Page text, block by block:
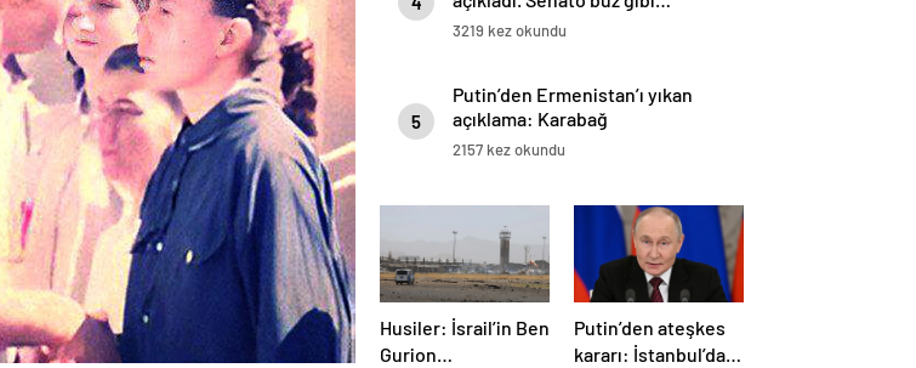
3219 kez okundu
5
Putin’den Ermenistan’ı yıkan
açıklama: Karabağ
Azerbaycan’ın ayrılmaz bir
2157 kez okundu
Husiler: İsrail’in Ben
Gurion
Putin’den ateşkes
kararı: İstanbul’da